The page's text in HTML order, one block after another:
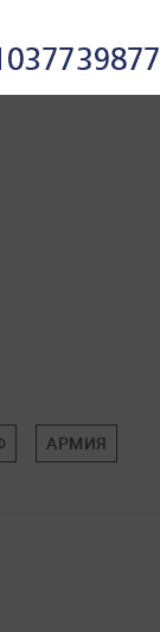
АРМИЯ